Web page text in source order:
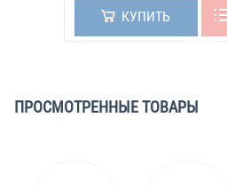
КУПИТЬ
ПРОСМОТРЕННЫЕ ТОВАРЫ